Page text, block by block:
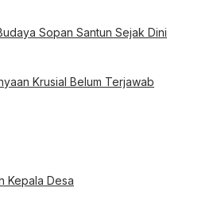
Sopan Santun Sejak Dini
Krusial Belum Terjawab
Kepala Desa